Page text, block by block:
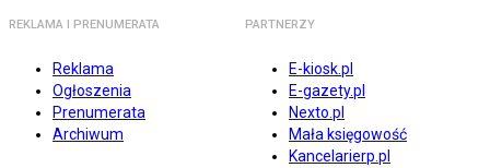
REKLAMA I PRENUMERATA
Reklama
Ogłoszenia
Prenumerata
Archiwum
PARTNERZY
E-kiosk.pl
E-gazety.pl
Nexto.pl
Mała księgowość
Kancelarierp.pl